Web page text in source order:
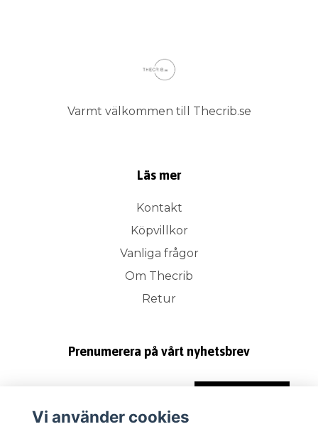
Varmt välkommen till Thecrib.se
Läs mer
Kontakt
Köpvillkor
Vanliga frågor
Om Thecrib
Retur
Prenumerera på vårt nyhetsbrev
Vi använder cookies